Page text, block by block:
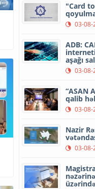
"Card
03-08-
ADB:
aşağı
03-08-
“ASAN
qalib
03-08-
Nazir
03-08-